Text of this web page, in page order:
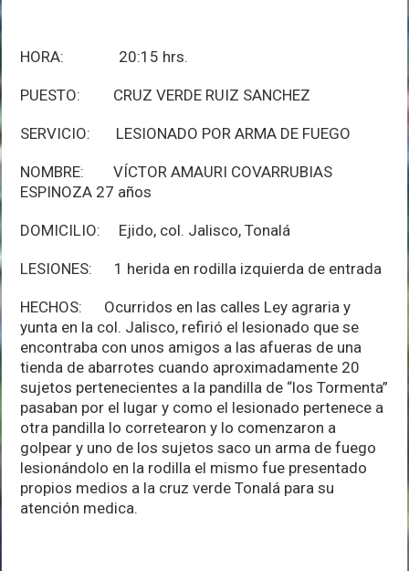
HORA: 20:15 hrs.
PUESTO: CRUZ VERDE RUIZ SANCHEZ
SERVICIO: LESIONADO POR ARMA DE FUEGO
NOMBRE: VÍCTOR AMAURI COVARRUBIAS
ESPINOZA 27 años
DOMICILIO: Ejido, col. Jalisco, Tonalá
LESIONES: 1 herida en rodilla izquierda de entrada
HECHOS: Ocurridos en las calles Ley agraria y
yunta en la col. Jalisco, refirió el lesionado que se
encontraba con unos amigos a las afueras de una
tienda de abarrotes cuando aproximadamente 20
sujetos pertenecientes a la pandilla de “los Tormenta”
pasaban por el lugar y como el lesionado pertenece a
otra pandilla lo corretearon y lo comenzaron a
golpear y uno de los sujetos saco un arma de fuego
lesionándolo en la rodilla el mismo fue presentado
propios medios a la cruz verde Tonalá para su
atención medica.